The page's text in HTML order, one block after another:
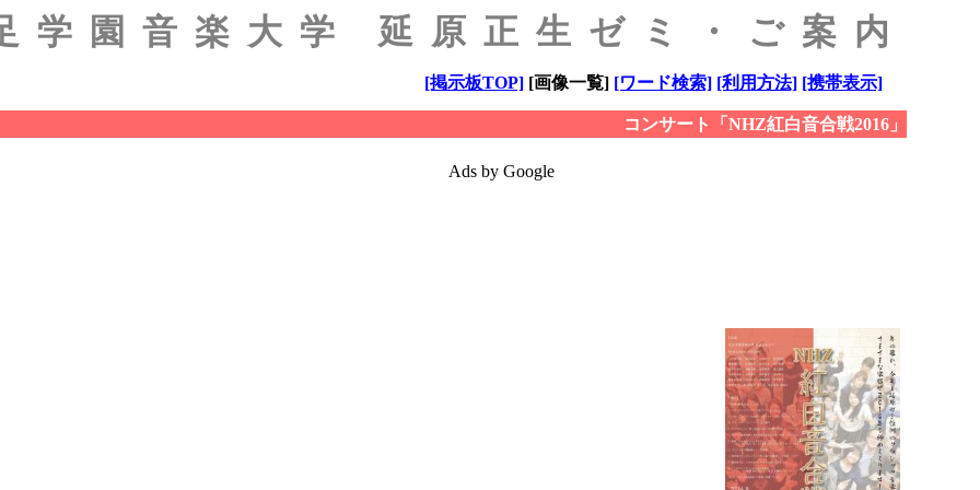
学園音楽大学 延原正生ゼミ・ご案内
[掲示板TOP][画像一覧] [ワード検索] [利用方法] [携帯表示]
コンサート「NHZ紅白音合戦2016」
Ads by Google